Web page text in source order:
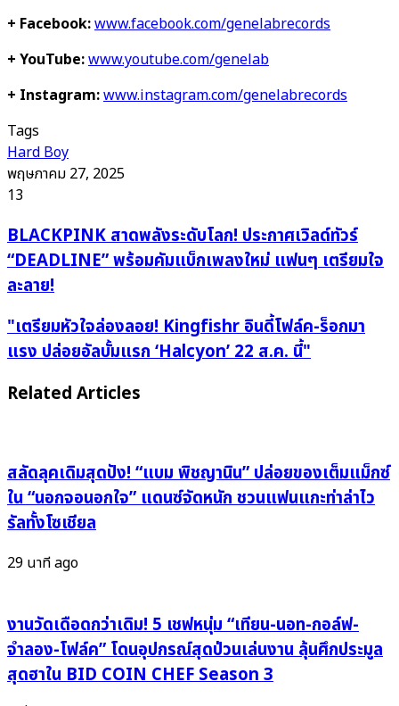
+ Facebook:www.facebook.com/genelabrecords
+ YouTube:www.youtube.com/genelab
+ Instagram:www.instagram.com/genelabrecords
Tags
Hard Boy
พฤษภาคม 27, 2025
13
BLACKPINK
สาด
ระดับ
โลก!
ประกาศ
เวิลด์
ทัวร์
“DEADLINE”
แบ็ก
เพลง
ใหม่
แฟนๆ
เตรียม
BLACKPINK สาดพลังระดับโลก! ประกาศเวิลด์ทัวร์
“DEADLINE” พร้อมคัมแบ็กเพลงใหม่ แฟนๆ เตรียมใจ
ละลาย!
"เตรียม
หัวใจ
ลอย!
โฟล์ค-
ร็
อก
แรง
แรก
‘Halcyon’
22
ส.ค.
"เตรียมหัวใจล่องลอย! Kingfishr อินดี้โฟล์ค-ร็อกมา
แรง ปล่อยอัลบั้มแรก ‘Halcyon’ 22 ส.ค. นี้"
Related Articles
สลัดลุคเดิมสุดปัง! “แบม พิชญานิน” ปล่อยของเต็มแม็กซ์
ใน “นอกจอนอกใจ” แดนซ์จัดหนัก ชวนแฟนแกะท่าล่าไว
รัลทั้งโซเชียล
29 นาที ago
งานวัดเดือดกว่าเดิม! 5 เชฟหนุ่ม “เทียน-นอท-กอล์ฟ-
จำลอง-โฟล์ค” โดนอุปกรณ์สุดป่วนเล่นงาน ลุ้นศึกประมูล
สุดฮาใน BID COIN CHEF Season 3